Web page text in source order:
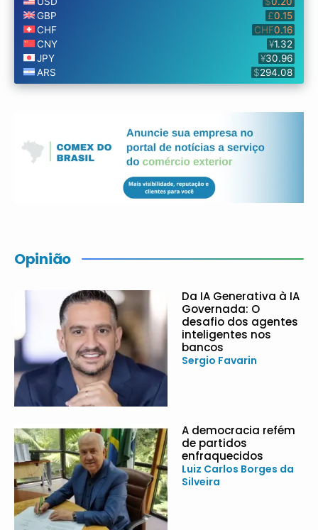
Opinião
Da IA Generativa à IA
Governada: O
desafio dos agentes
inteligentes nos
bancos
Sergio Favarin
A democracia refém
de partidos
enfraquecidos
Luiz Carlos Borges da
Silveira